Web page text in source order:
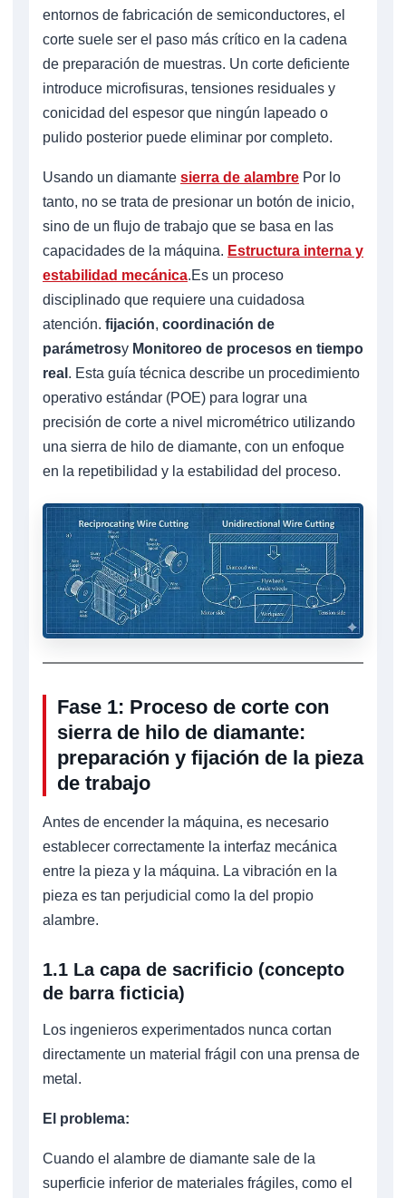
entornos de fabricación de semiconductores, el
corte suele ser el paso más crítico en la cadena
de preparación de muestras. Un corte deficiente
introduce microfisuras, tensiones residuales y
conicidad del espesor que ningún lapeado o
pulido posterior puede eliminar por completo.
Usando un diamante sierra de alambre Por lo
tanto, no se trata de presionar un botón de inicio,
sino de un flujo de trabajo que se basa en las
capacidades de la máquina. Estructura interna y
estabilidad mecánica.Es un proceso
disciplinado que requiere una cuidadosa
atención. fijación, coordinación de
parámetrosy Monitoreo de procesos en tiempo
real . Esta guía técnica describe un procedimiento
operativo estándar (POE) para lograr una
precisión de corte a nivel micrométrico utilizando
una sierra de hilo de diamante, con un enfoque
en la repetibilidad y la estabilidad del proceso.
Fase 1: Proceso de corte con
sierra de hilo de diamante:
preparación y fijación de la pieza
de trabajo
Antes de encender la máquina, es necesario
establecer correctamente la interfaz mecánica
entre la pieza y la máquina. La vibración en la
pieza es tan perjudicial como la del propio
alambre.
1.1 La capa de sacrificio (concepto
de barra ficticia)
Los ingenieros experimentados nunca cortan
directamente un material frágil con una prensa de
metal.
El problema:
Cuando el alambre de diamante sale de la
superficie inferior de materiales frágiles, como el